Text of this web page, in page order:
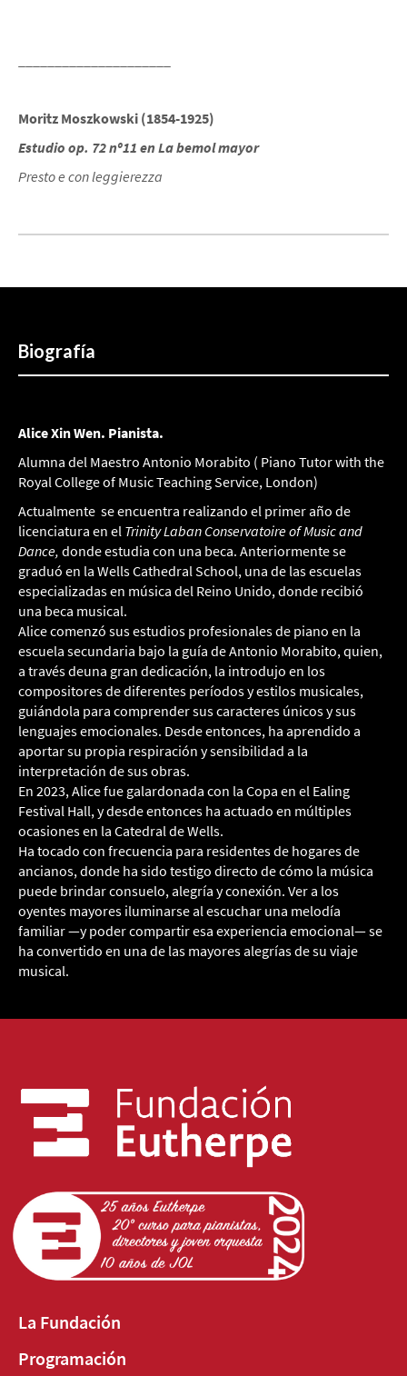
Moritz Moszkowski (1854-1925)
Estudio op. 72 nº11 en La bemol mayor
Presto e con leggierezza
Biografía
AliceXin Wen. Pianista.
Alumna del Maestro Antonio Morabito ( Piano Tutor with the
Royal College of Music Teaching Service, London)
Actualmente se encuentra realizando el primer año de
licenciatura en el Trinity Laban Conservatoire of Music and
Dance, donde estudia con una beca. Anteriormente se
graduó en la Wells Cathedral School, una de las escuelas
especializadas en música del Reino Unido, donde recibió
una beca musical.
Alice comenzó sus estudios profesionales de piano en la
escuela secundaria bajo la guía de Antonio Morabito, quien,
a través deuna gran dedicación, la introdujo en los
compositores de diferentes períodos y estilos musicales,
guiándola para comprender sus caracteres únicos y sus
lenguajes emocionales. Desde entonces, ha aprendido a
aportar su propia respiración y sensibilidad a la
interpretación de sus obras.
En 2023, Alice fue galardonada con la Copa en el Ealing
Festival Hall, y desde entonces ha actuado en múltiples
ocasiones en la Catedral de Wells.
Ha tocado con frecuencia para residentes de hogares de
ancianos, donde ha sido testigo directo de cómo la música
puede brindar consuelo, alegría y conexión. Ver a los
oyentes mayores iluminarse al escuchar una melodía
familiar —y poder compartir esa experiencia emocional— se
ha convertido en una de las mayores alegrías de su viaje
musical.
La Fundación
Programación